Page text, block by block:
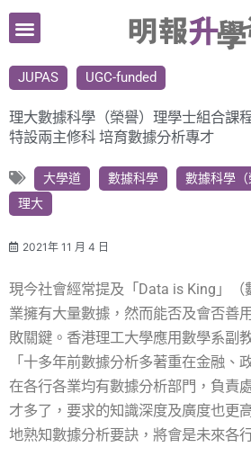
跳
要
內
容
JUPAS UGC-funded
理大數據科學（榮譽）理學士組合課
特設兩主修科 培育數據分析專才
大學道 數據科學
數據科學
理大
2021年 11 月 4 日
現今社會經常提及「Data is King」（
業擁有大量數據，然而能否及會否善
敗關鍵。香港理工大學應用數學系副
「十多年前數據分析多著重在金融、
在各行各業均有數據分析部門，負責
才多了，要求的知識深度及廣度也更
地熟知數據分析要訣，將會是未來各